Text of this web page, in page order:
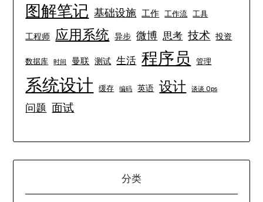
图解笔记 基础设施 工作 工作流 工具
工程师 应用系统 异步 微博 思考 技术 投资
数据库 时间 曼联 测试 生活 程序员 管理
系统设计 缓存 编码 英语 设计 谈谈 Ops
问题 面试
分类